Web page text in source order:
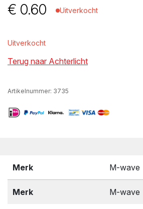
€ 0.60 Uitverkocht
Uitverkocht
Terug naar Achterlicht
Artikelnummer: 3735
Merk M-wave
Merk M-wave